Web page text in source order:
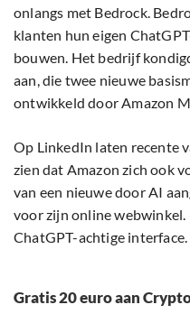
onlangs met Bedrock.
klanten hun eigen
bouwen. Het bedrijf
aan, die twee nieuwe
ontwikkeld door Amazon
Op LinkedIn laten recente
zien dat Amazon zich ook
van een nieuwe door AI
voor zijn online webwinkel.
ChatGPT-achtige interface.
Gratis 20 euro aan